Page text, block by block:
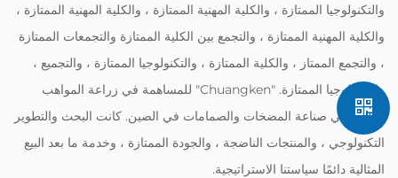
والتكنولوجيا الممتازة ، والكلية المهنية الممتازة ، والكلية المهنية الممتازة ،
والكلية المهنية الممتازة ، والتجمع بين الكلية الممتازة والتجمعات الممتازة
، والتجمع الممتاز ، والكلية الممتازة ، والتكنولوجيا الممتازة ، والتجميع ،
والتكنولوجيا الممتازة. "Chuangken" للمساهمة في زراعة المواهب
المهنية في صناعة المضخات والصمامات في الصين. كانت البحث والتطوير
التكنولوجي ، والمنتجات الناضجة ، والجودة الممتازة ، وخدمة ما بعد البيع
المثالية دائمًا سياستنا الاستراتيجية.